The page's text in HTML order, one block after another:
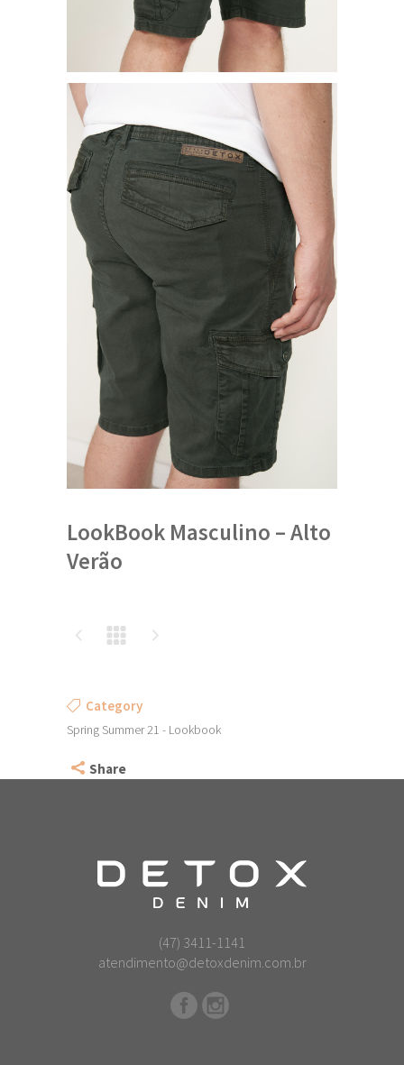
LookBook Masculino – Alto
Verão
Category
Spring Summer 21 - Lookbook
Share
(47) 3411-1141
atendimento@detoxdenim.com.br